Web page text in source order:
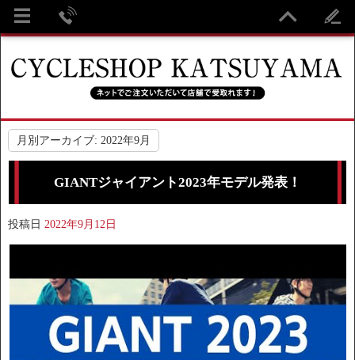
月別アーカイブ: 2022年9月
GIANTジャイアント2023年モデル発表！
投稿日 2022年9月12日